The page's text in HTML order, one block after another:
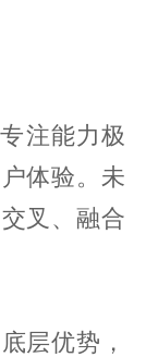
注能力极
体验。未
叉、融合
层优势，